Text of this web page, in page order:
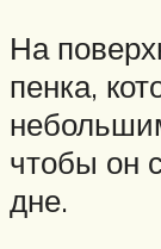
На
пенка,
чтобы он
дне.